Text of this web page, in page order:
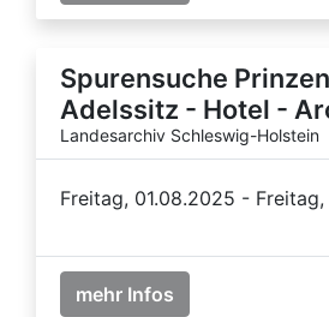
Spurensuche
Adelssitz - Hotel -
Landesarchiv Schleswig-Holstein
Freitag, 01.08.2025 -
mehr Infos